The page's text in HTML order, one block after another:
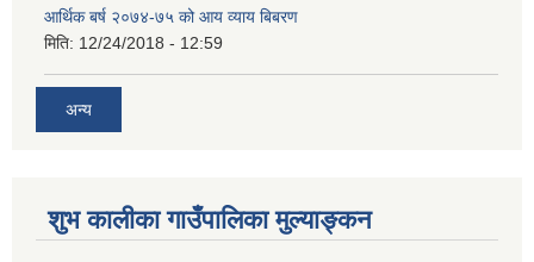
आर्थिक बर्ष २०७४-७५ को आय व्याय बिबरण
मिति: 12/24/2018 - 12:59
अन्य
शुभ कालीका गाउँपालिका मुल्याङ्कन